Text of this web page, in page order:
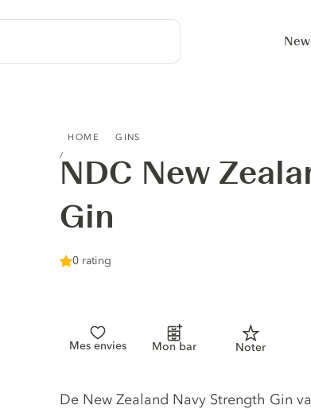
HOME GINS
NDC New
Gin
0 rating
Mes envies Mon bar Noter
Gin description
De New Zealand Navy Strength Gin